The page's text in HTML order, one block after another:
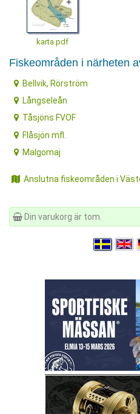
karta.pdf
Fiskeområden i närheten
Bellvik, Rörström
Långseleån
Tåsjöns FVOF
Flåsjön mfl.
Malgomaj
Anslutna fiskeområden i
Din varukorg är tom.